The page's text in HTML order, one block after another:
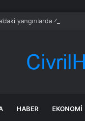
yangınlarda 4 itfaiye
HABER EKONOMI